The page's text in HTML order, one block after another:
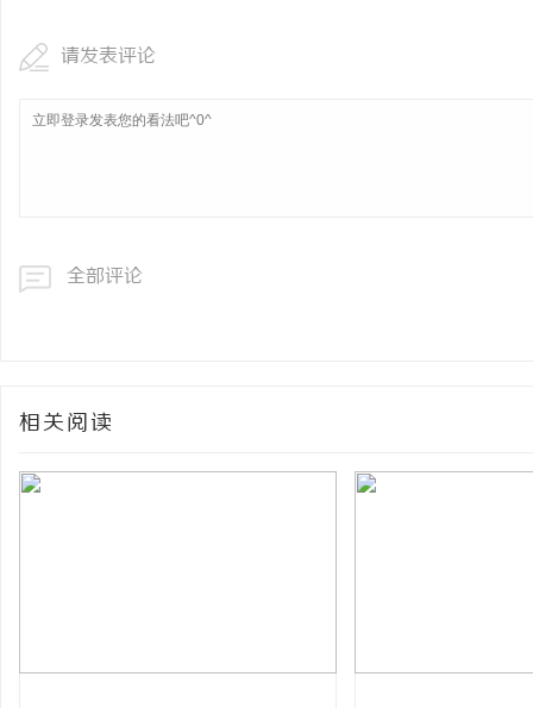
请发表评论
全部评论
相关阅读